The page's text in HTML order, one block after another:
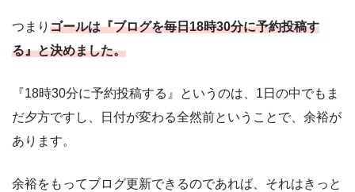
つまり ゴールは『ブログを毎日18時30分に予約投稿す
る』と決めました。
『18時30分に予約投稿する』というのは、1日の中でもま
だ夕方ですし、日付が変わる全然前ということで、余裕が
あります。
余裕をもってブログ更新できるのであれば、それはきっと